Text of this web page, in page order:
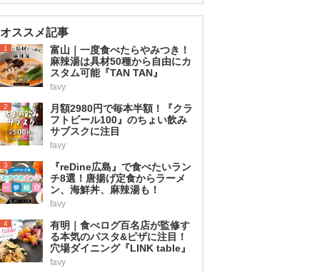
オススメ記事
1
富山｜一度食べたらやみつき！
麻辣湯は具材50種から自由にカ
スタム可能『TAN TAN』
favy
2
月額2980円で毎本半額！『クラ
フトビール100』のちょい飲み
サブスクに注目
favy
3
『reDine広島』で食べたいラン
チ8選！唐揚げ定食からラーメ
ン、海鮮丼、麻辣湯も！
favy
4
有明｜食べログ百名店が監修す
る本気のパスタ&ピザに注目！
穴場ダイニング『LINK table』
favy